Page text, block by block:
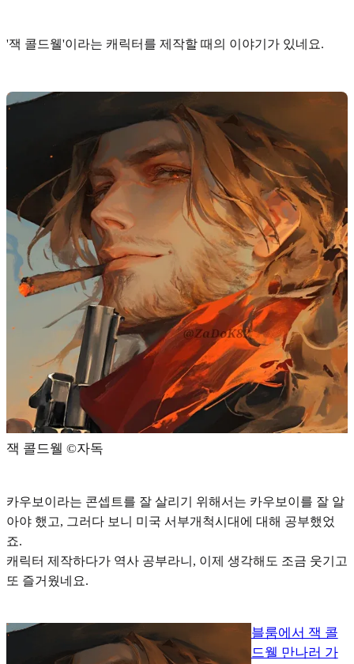
'잭 콜드웰'이라는 캐릭터를 제작할 때의 이야기가 있네요.
잭 콜드웰 ©️자독
카우보이라는 콘셉트를 잘 살리기 위해서는 카우보이를 잘 알
아야 했고, 그러다 보니 미국 서부개척시대에 대해 공부했었
죠.
캐릭터 제작하다가 역사 공부라니, 이제 생각해도 조금 웃기고
또 즐거웠네요.
블룸에서 잭 콜
드웰 만나러 가